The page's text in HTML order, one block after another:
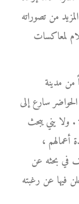
من تصوراته
لمعاكسات
من مدينة
سارع إلى
. ولا يني يبحث
أعمالهم ،
في بحثه عن
فيها عن رغبته